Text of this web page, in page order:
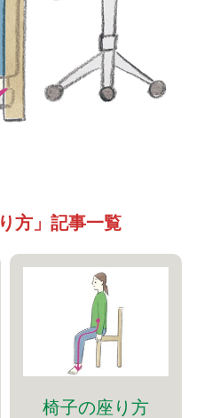
方」記事一覧
椅子の座り方